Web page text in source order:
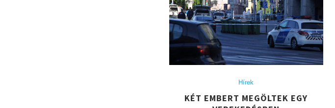
Hírek
KÉT EMBERT MEGÖLTEK EGY